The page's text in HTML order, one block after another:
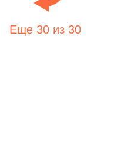
Еще 30 из 30